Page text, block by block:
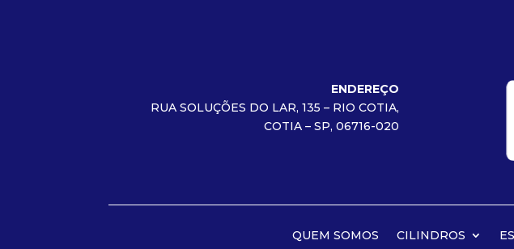
ENDEREÇO
RUA SOLUÇÕES DO LAR, 135 – RIO COTIA,
COTIA – SP, 06716-020
QUEM SOMOS CILINDROS